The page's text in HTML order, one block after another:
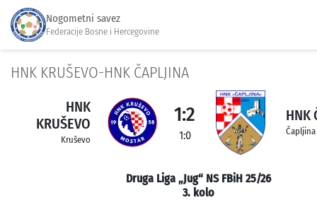
Nogometni savez
Federacije Bosne i Hercegovine
HNK KRUŠEVO-HNK ČAPLJINA
HNK
KRUŠEVO
Kruševo
1:2
1:0
HNK
Čapljina
Druga Liga „Jug“ NS FBiH 25/26
3. kolo